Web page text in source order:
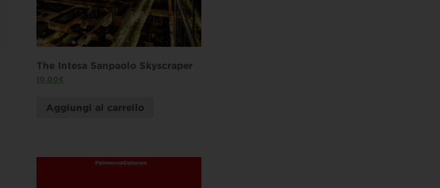
The Intesa Sanpaolo Skyscraper
10,00€
Aggiungi al carrello